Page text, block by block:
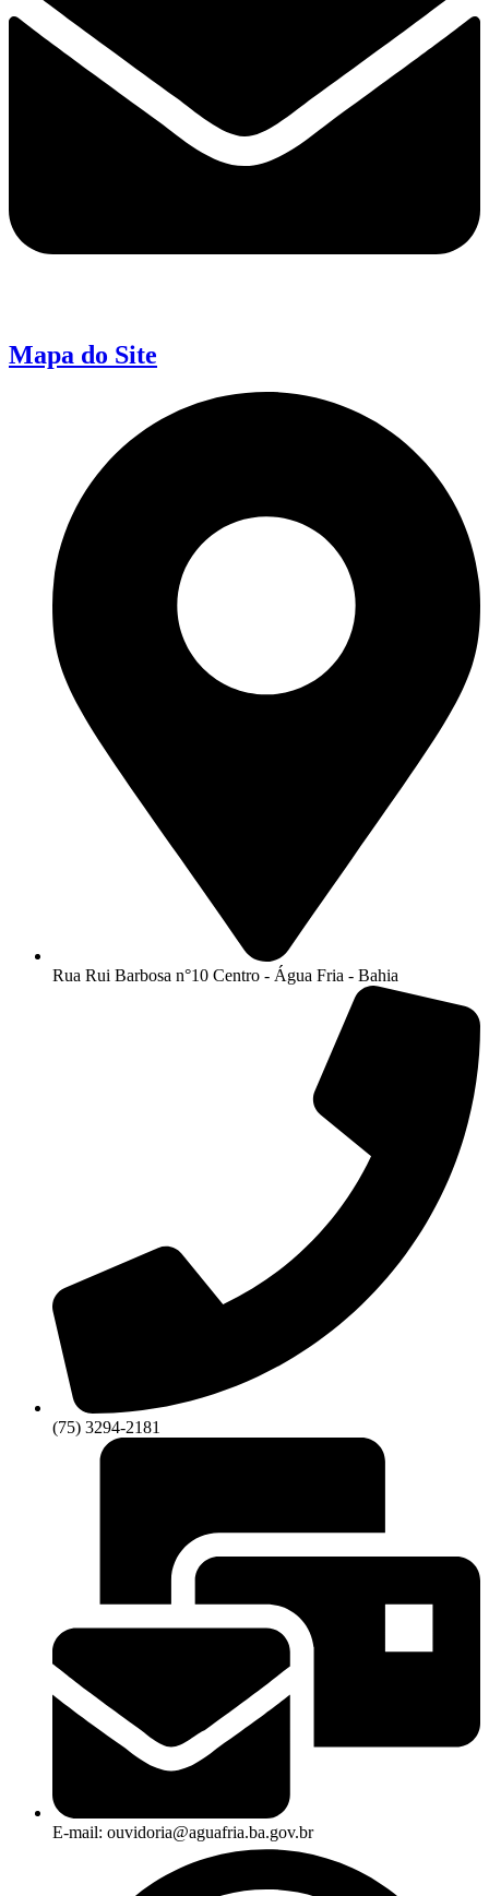
Mapa do Site
Rua Rui Barbosa n°10 Centro - Água Fria - Bahia
(75) 3294-2181
E-mail: ouvidoria@aguafria.ba.gov.br